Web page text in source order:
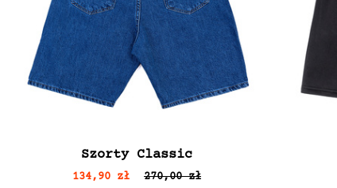
Szorty Classic
134,90 zł 270,00 zł